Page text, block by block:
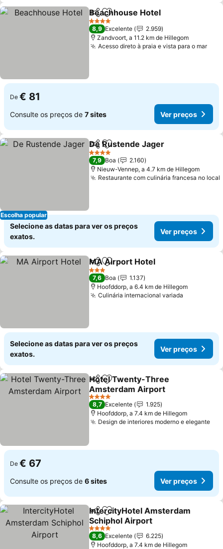
PartilharAdicionar aos favoritos
Beachhouse Hotel
4 Estrelas
8,9 Excelente
2.959
Zandvoort, a 11.2 km de Hillegom
Acesso direto à praia e vista para o mar
De € 81
Consulte os preços de 7 sites Ver preços
Escolha popular
PartilharAdicionar aos favoritos
De Rustende Jager
4 Estrelas
7,9 Boa
2.160
Nieuw-Vennep, a 4.7 km de Hillegom
Restaurante com culinária francesa no local
Selecione as datas para ver os preços
exatos.
Ver preços
PartilharAdicionar aos favoritos
MA Airport Hotel
3 Estrelas
7,6 Boa
1.137
Hoofddorp, a 6.4 km de Hillegom
Culinária internacional variada
Selecione as datas para ver os preços
exatos.
Ver preços
PartilharAdicionar aos favoritos
Hotel Twenty-Three
Amsterdam Airport
4 Estrelas
8,7 Excelente
1.925
Hoofddorp, a 7.4 km de Hillegom
Design de interiores moderno e elegante
De € 67
Consulte os preços de 6 sites Ver preços
PartilharAdicionar aos favoritos
IntercityHotel Amsterdam
Schiphol Airport
4 Estrelas
8,6 Excelente
6.225
Hoofddorp, a 7.4 km de Hillegom